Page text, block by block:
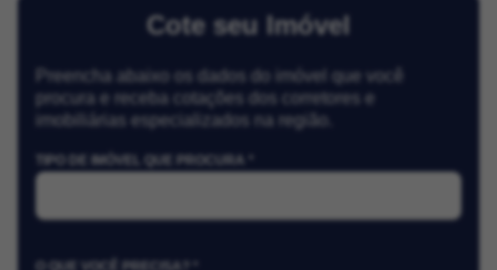
Cote seu Imóvel
Preencha abaixo os dados do imóvel que você
procura e receba cotações dos corretores e
imobiliárias especializados na região.
TIPO DE IMÓVEL QUE PROCURA *
O QUE VOCÊ PRECISA? *